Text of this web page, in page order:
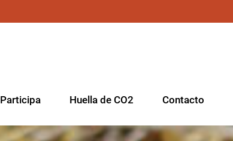
Participa Huella de CO2 Contacto